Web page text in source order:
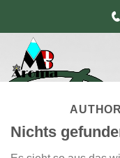
content
Nichts